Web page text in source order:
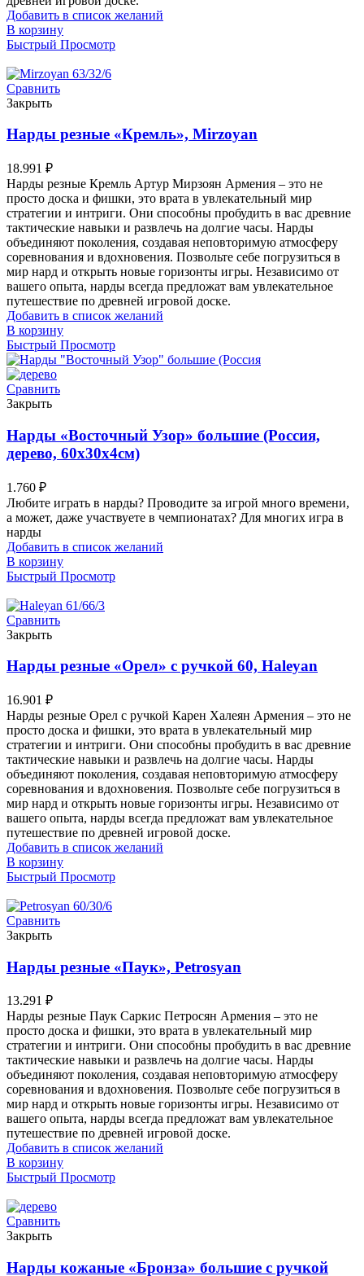
Добавить в список желаний
В корзину
Быстрый Просмотр
Сравнить
Закрыть
Нарды резные «Кремль», Mirzoyan
18.991 ₽
Нарды резные Кремль Артур Мирзоян Армения – это не
просто доска и фишки, это врата в увлекательный мир
стратегии и интриги. Они способны пробудить в вас древние
тактические навыки и развлечь на долгие часы. Нарды
объединяют поколения, создавая неповторимую атмосферу
соревнования и вдохновения. Позвольте себе погрузиться в
мир нард и открыть новые горизонты игры. Независимо от
вашего опыта, нарды всегда предложат вам увлекательное
путешествие по древней игровой доске.
Добавить в список желаний
В корзину
Быстрый Просмотр
Сравнить
Закрыть
Нарды «Восточный Узор» большие (Россия,
дерево, 60х30х4см)
1.760 ₽
Любите играть в нарды? Проводите за игрой много времени,
а может, даже участвуете в чемпионатах? Для многих игра в
нарды
Добавить в список желаний
В корзину
Быстрый Просмотр
Сравнить
Закрыть
Нарды резные «Орел» с ручкой 60, Haleyan
16.901 ₽
Нарды резные Орел с ручкой Карен Халеян Армения – это не
просто доска и фишки, это врата в увлекательный мир
стратегии и интриги. Они способны пробудить в вас древние
тактические навыки и развлечь на долгие часы. Нарды
объединяют поколения, создавая неповторимую атмосферу
соревнования и вдохновения. Позвольте себе погрузиться в
мир нард и открыть новые горизонты игры. Независимо от
вашего опыта, нарды всегда предложат вам увлекательное
путешествие по древней игровой доске.
Добавить в список желаний
В корзину
Быстрый Просмотр
Сравнить
Закрыть
Нарды резные «Паук», Petrosyan
13.291 ₽
Нарды резные Паук Саркис Петросян Армения – это не
просто доска и фишки, это врата в увлекательный мир
стратегии и интриги. Они способны пробудить в вас древние
тактические навыки и развлечь на долгие часы. Нарды
объединяют поколения, создавая неповторимую атмосферу
соревнования и вдохновения. Позвольте себе погрузиться в
мир нард и открыть новые горизонты игры. Независимо от
вашего опыта, нарды всегда предложат вам увлекательное
путешествие по древней игровой доске.
Добавить в список желаний
В корзину
Быстрый Просмотр
Сравнить
Закрыть
Нарды кожаные «Бронза» большие с ручкой